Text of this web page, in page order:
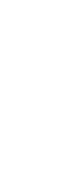
die Inhalte der